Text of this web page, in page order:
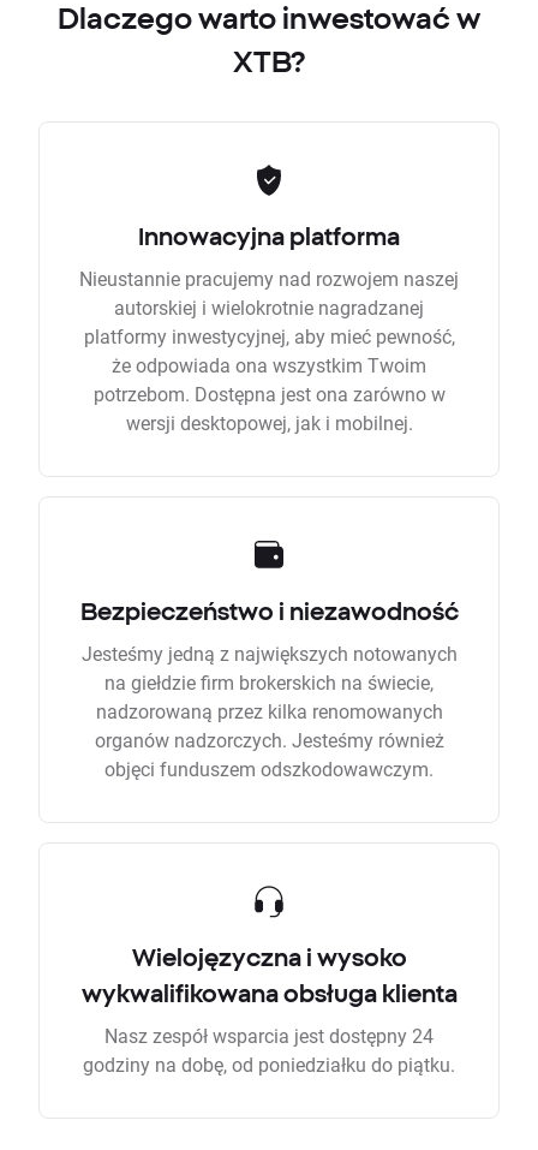
Dlaczego warto inwestować w
XTB?
Innowacyjna platforma
Nieustannie pracujemy nad rozwojem naszej
autorskiej i wielokrotnie nagradzanej
platformy inwestycyjnej, aby mieć pewność,
że odpowiada ona wszystkim Twoim
potrzebom. Dostępna jest ona zarówno w
wersji desktopowej, jak i mobilnej.
Bezpieczeństwo i niezawodność
Jesteśmy jedną z największych notowanych
na giełdzie firm brokerskich na świecie,
nadzorowaną przez kilka renomowanych
organów nadzorczych. Jesteśmy również
objęci funduszem odszkodowawczym.
Wielojęzyczna i wysoko
wykwalifikowana obsługa klienta
Nasz zespół wsparcia jest dostępny 24
godziny na dobę, od poniedziałku do piątku.